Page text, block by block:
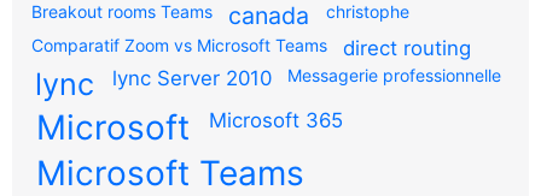
Breakout rooms Teams canada
christophe
Comparatif Zoom vs Microsoft Teams
direct routing
lync lync Server 2010 Messagerie professionnelle
Microsoft Microsoft 365
Microsoft Teams